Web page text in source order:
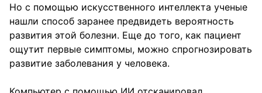
Но с помощью искусственного интеллекта ученые
нашли способ заранее предвидеть вероятность
развития этой болезни. Еще до того, как пациент
ощутит первые симптомы, можно спрогнозировать
развитие заболевания у человека.